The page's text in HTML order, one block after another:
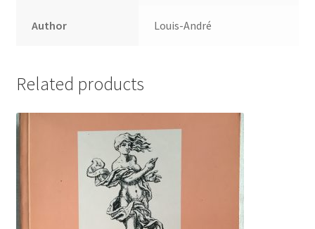
Author Louis-André
Related products